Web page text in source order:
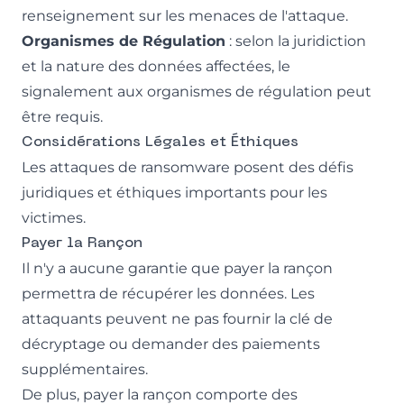
renseignement sur les menaces de l'attaque.
Organismes de Régulation : selon la juridiction
et la nature des données affectées, le
signalement aux organismes de régulation peut
être requis.
Considérations Légales et Éthiques
Les attaques de ransomware posent des défis
juridiques et éthiques importants pour les
victimes.
Payer la Rançon
Il n'y a aucune garantie que payer la rançon
permettra de récupérer les données. Les
attaquants peuvent ne pas fournir la clé de
décryptage ou demander des paiements
supplémentaires.
De plus, payer la rançon comporte des